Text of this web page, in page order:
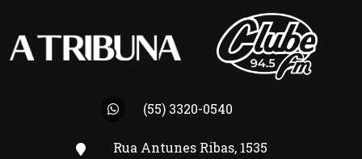
(55) 3320-0540
Rua Antunes Ribas, 1535